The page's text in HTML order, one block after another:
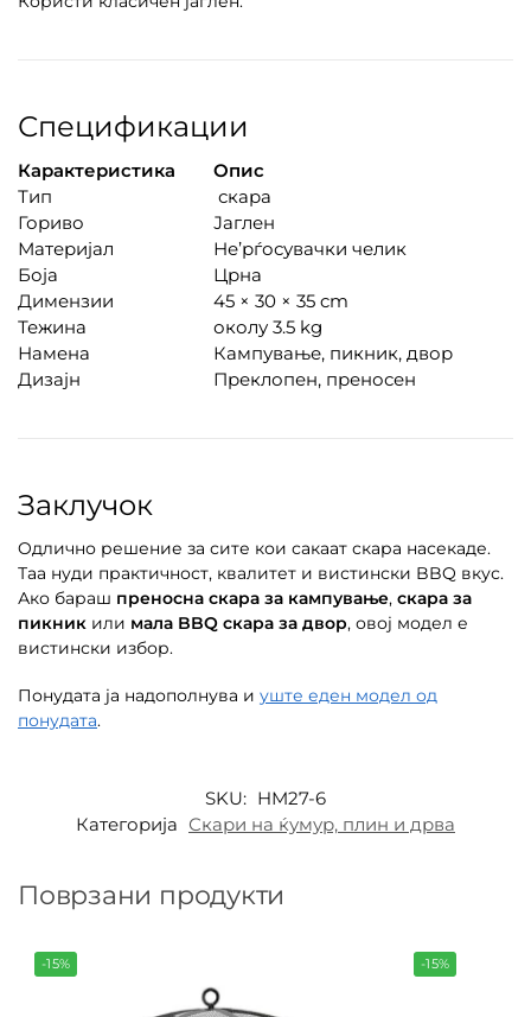
Спецификации
Карактеристика
Опис
Тип
скара
Гориво
Јаглен
Материјал
Не’рѓосувачки челик
Боја
Црна
Димензии
45 × 30 × 35 cm
Тежина
околу 3.5 kg
Намена
Кампување, пикник, двор
Дизајн
Преклопен, преносен
Заклучок
Oдлично решение за сите кои сакаат скара насекаде.
Таа нуди практичност, квалитет и вистински BBQ вкус.
Ако бараш преносна скара за кампување, скара за
пикник или мала BBQ скара за двор, овој модел е
вистински избор.
Понудата ја надополнува и уште еден модел од
понудата.
SKU: HM27-6
Категорија Скари на ќумур, плин и дрва
Поврзани продукти
-15% -15%